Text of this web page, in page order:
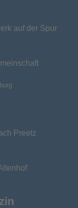
auf der Spur
Preetz